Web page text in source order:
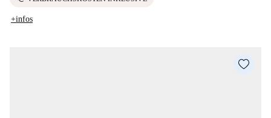
+infos